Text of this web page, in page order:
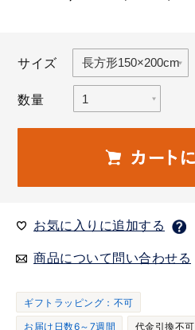
サイズ
数量
お気に入りに追加する
商品について問い合わせる
ギフトラッピング：不可
お届け日数6～7週間
代金引換不可